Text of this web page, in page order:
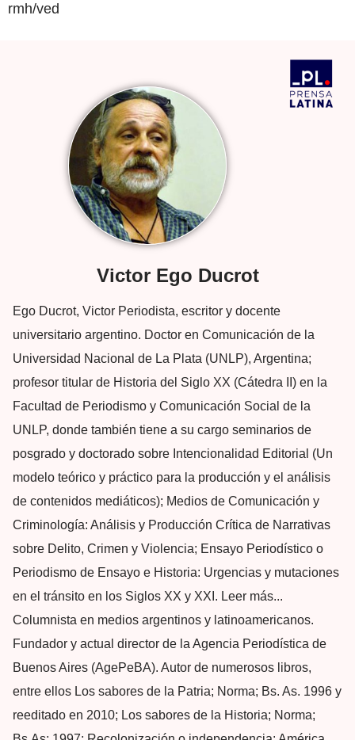
rmh/ved
Victor Ego Ducrot
Ego Ducrot, Victor Periodista, escritor y docente
universitario argentino. Doctor en Comunicación de la
Universidad Nacional de La Plata (UNLP), Argentina;
profesor titular de Historia del Siglo XX (Cátedra II) en la
Facultad de Periodismo y Comunicación Social de la
UNLP, donde también tiene a su cargo seminarios de
posgrado y doctorado sobre Intencionalidad Editorial (Un
modelo teórico y práctico para la producción y el análisis
de contenidos mediáticos); Medios de Comunicación y
Criminología: Análisis y Producción Crítica de Narrativas
sobre Delito, Crimen y Violencia; Ensayo Periodístico o
Periodismo de Ensayo e Historia: Urgencias y mutaciones
en el tránsito en los Siglos XX y XXI. Leer más...
Columnista en medios argentinos y latinoamericanos.
Fundador y actual director de la Agencia Periodística de
Buenos Aires (AgePeBA). Autor de numerosos libros,
entre ellos Los sabores de la Patria; Norma; Bs. As. 1996 y
reeditado en 2010; Los sabores de la Historia; Norma;